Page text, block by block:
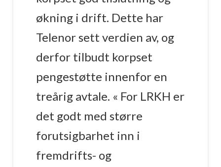
økning i drift. Dette har
Telenor sett verdien av, og
derfor tilbudt korpset
pengestøtte innenfor en
treårig avtale. « For LRKH er
det godt med større
forutsigbarhet inn i
fremdrifts- og